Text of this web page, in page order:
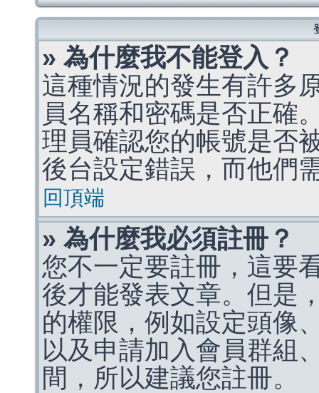
» 為什麼我不能登入？
這種情況的發生有許多
員名稱和密碼是否正確
理員確認您的帳號是否
後台設定錯誤，而他們
回頂端
» 為什麼我必須註冊？
您不一定要註冊，這要
後才能發表文章。但是
的權限，例如設定頭像
以及申請加入會員群組
間，所以建議您註冊。